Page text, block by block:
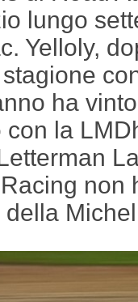
lungo
Yelloly,
ha
con la
non
della